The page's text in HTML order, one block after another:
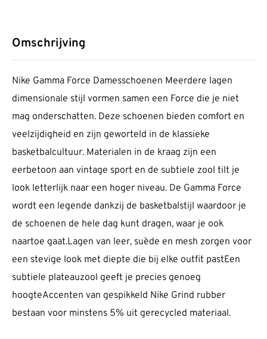
Omschrijving
Nike Gamma Force Damesschoenen Meerdere lagen
dimensionale stijl vormen samen een Force die je niet
mag onderschatten. Deze schoenen bieden comfort en
veelzijdigheid en zijn geworteld in de klassieke
basketbalcultuur. Materialen in de kraag zijn een
eerbetoon aan vintage sport en de subtiele zool tilt je
look letterlijk naar een hoger niveau. De Gamma Force
wordt een legende dankzij de basketbalstijl waardoor je
de schoenen de hele dag kunt dragen, waar je ook
naartoe gaat.Lagen van leer, suède en mesh zorgen voor
een stevige look met diepte die bij elke outfit pastEen
subtiele plateauzool geeft je precies genoeg
hoogteAccenten van gespikkeld Nike Grind rubber
bestaan voor minstens 5% uit gerecycled materiaal.